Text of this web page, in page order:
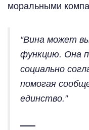
моральными
“Вина может
функцию. Она
социально
помогая
единство.”